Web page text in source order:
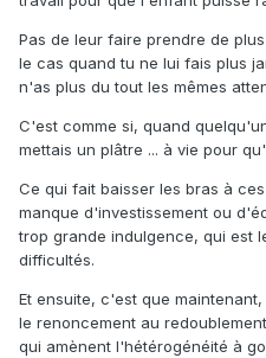
Pas de leur faire prendre de
le cas quand tu ne lui fais plus
n'as plus du tout les mêmes
C'est comme si, quand
mettais un plâtre ... à vie pour
Ce qui fait baisser les bras à
manque d'investissement ou
trop grande indulgence, qui est
difficultés.
Et ensuite, c'est que
le renoncement au
qui amènent l'hétérogénéité à